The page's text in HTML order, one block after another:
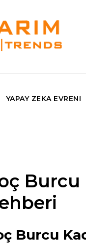
YAPAY ZEKA EVRENI
Burcu
Burcu